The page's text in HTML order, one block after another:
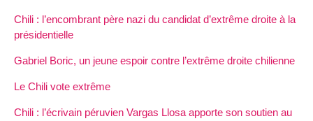
Chili : l’encombrant père nazi du candidat d’extrême droite à la
présidentielle
Gabriel Boric, un jeune espoir contre l’extrême droite chilienne
Le Chili vote extrême
Chili : l’écrivain péruvien Vargas Llosa apporte son soutien au